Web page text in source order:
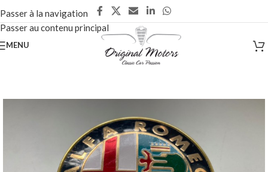
Passer à la navigation
Passer au contenu principal
MENU